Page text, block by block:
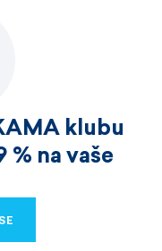
klubu
% na vaše